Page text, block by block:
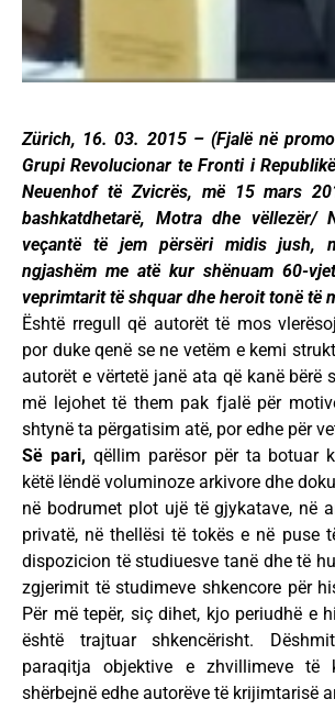
Zürich, 16. 03. 2015 – (Fjalë në
Grupi Revolucionar te Fronti i
Neuenhof të Zvicrës, më 15 mars
bashkatdhetarë, Motra dhe vëllezër/
veçantë të jem përsëri midis jush,
ngjashëm me atë kur shënuam 60-
veprimtarit të shquar dhe heroit tonë të
Është rregull që autorët të mos
por duke qenë se ne vetëm e kemi
autorët e vërtetë janë ata që kanë bërë
më lejohet të them pak fjalë për
shtynë ta përgatisim atë, por edhe për
Së pari, qëllim parësor për ta botuar
këtë lëndë voluminoze arkivore dhe
në bodrumet plot ujë të gjykatave, në
privatë, në thellësi të tokës e në puse
dispozicion të studiuesve tanë dhe të
zgjerimit të studimeve shkencore për
Për më tepër, siç dihet, kjo periudhë e
është trajtuar shkencërisht.
paraqitja objektive e zhvillimeve të
shërbejnë edhe autorëve të krijimtarisë